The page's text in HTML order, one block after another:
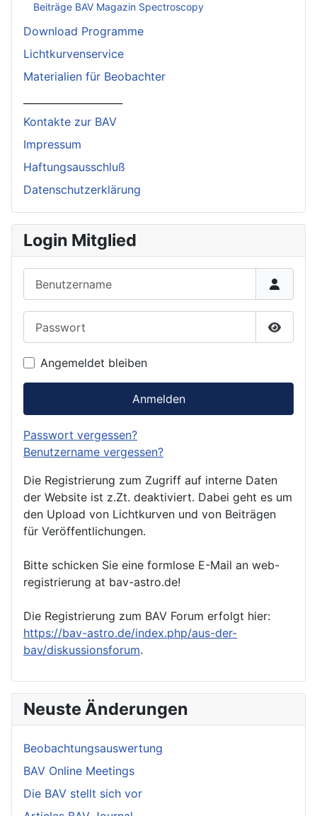
Beiträge BAV Magazin Spectroscopy
Download Programme
Lichtkurvenservice
Materialien für Beobachter
Kontakte zur BAV
Impressum
Haftungsausschluß
Datenschutzerklärung
Login Mitglied
Angemeldet bleiben
Anmelden
Passwort vergessen?
Benutzername vergessen?
Die Registrierung zum Zugriff auf interne Daten
der Website ist z.Zt. deaktiviert. Dabei geht es um
den Upload von Lichtkurven und von Beiträgen
für Veröffentlichungen.
Bitte schicken Sie eine formlose E-Mail an web-
registrierung at bav-astro.de!
Die Registrierung zum BAV Forum erfolgt hier:
https://bav-astro.de/index.php/aus-der-
bav/diskussionsforum.
Neuste Änderungen
Beobachtungsauswertung
BAV Online Meetings
Die BAV stellt sich vor